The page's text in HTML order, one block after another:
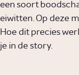
een soort
eiwitten. Op deze
Hoe dit precies
je in de story.